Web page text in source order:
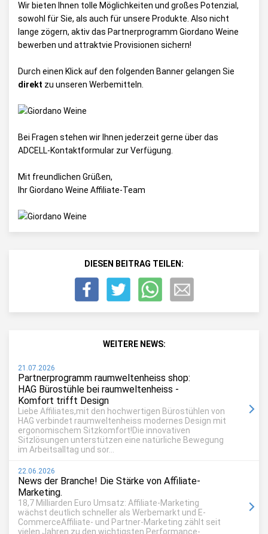
Wir bieten Ihnen tolle Möglichkeiten und großes Potenzial,
sowohl für Sie, als auch für unsere Produkte. Also nicht
lange zögern, aktiv das Partnerprogramm Giordano Weine
bewerben und attraktvie Provisionen sichern!
Durch einen Klick auf den folgenden Banner gelangen Sie
direkt zu unseren Werbemitteln.
Bei Fragen stehen wir Ihnen jederzeit gerne über das
ADCELL-Kontaktformular zur Verfügung.
Mit freundlichen Grüßen,
Ihr Giordano Weine Affiliate-Team
DIESEN BEITRAG TEILEN:
WEITERE NEWS:
21.07.2026
Partnerprogramm raumweltenheiss shop:
HAG Bürostühle bei raumweltenheiss -
Komfort trifft Design
Liebe Affiliates,mit den hochwertigen Bürostühlen von
HAG verbindet raumweltenheiss modernes Design mit
ergonomischem Sitzkomfort!Die innovativen
Sitzlösungen unterstützen eine natürliche Bewegung
im Arbeitsalltag und sor...
22.06.2026
News der Branche! Die Stärke von Affiliate-
Marketing.
18,7 Milliarden Euro Umsatz: Affiliate-Marketing
wächst deutlich schneller als Werbemarkt und E-
CommerceAffiliate- und Partner-Marketing zählt seit
vielen Jahren zu den wichtigsten Performance-